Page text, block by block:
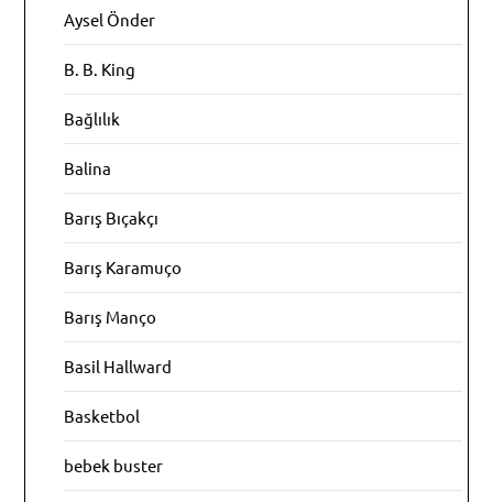
Aysel Önder
B. B. King
Bağlılık
Balina
Barış Bıçakçı
Barış Karamuço
Barış Manço
Basil Hallward
Basketbol
bebek buster